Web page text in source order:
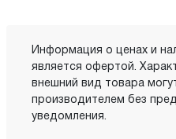
Информация о ценах и
является офертой.
внешний вид товара
производителем без
уведомления.